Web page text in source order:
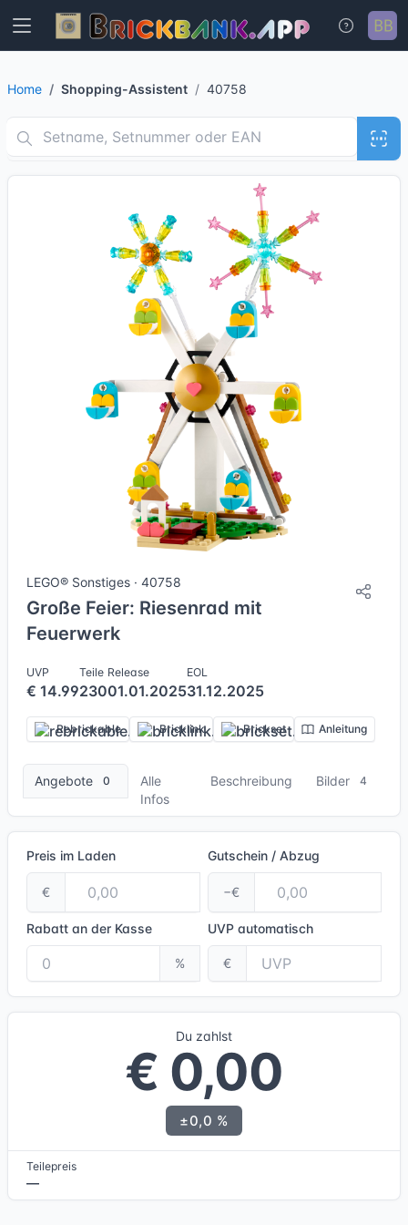
Home Shopping-Assistent 40758
LEGO® Sonstiges · 40758
Große Feier: Riesenrad mit
Feuerwerk
UVP
€ 14.99
Teile
230
Release
01.01.2025
EOL
31.12.2025
Rebrickable Bricklink Brickset Anleitung
Angebote 0
Alle
Infos
Beschreibung Bilder 4
Preis im Laden
€
Gutschein / Abzug
−€
Rabatt an der Kasse
%
UVP automatisch
€
Du zahlst
€ 0,00
±0,0 %
Teilepreis
—